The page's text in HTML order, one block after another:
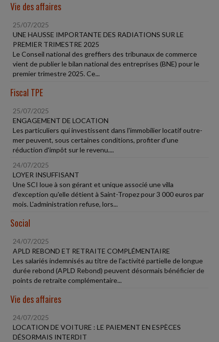
Vie des affaires
25/07/2025
UNE HAUSSE IMPORTANTE DES RADIATIONS SUR LE
PREMIER TRIMESTRE 2025
Le Conseil national des greffiers des tribunaux de commerce
vient de publier le bilan national des entreprises (BNE) pour le
premier trimestre 2025. Ce...
Fiscal TPE
25/07/2025
ENGAGEMENT DE LOCATION
Les particuliers qui investissent dans l'immobilier locatif outre-
mer peuvent, sous certaines conditions, profiter d'une
réduction d'impôt sur le revenu....
24/07/2025
LOYER INSUFFISANT
Une SCI loue à son gérant et unique associé une villa
d'exception qu'elle détient à Saint-Tropez pour 3 000 euros par
mois. L'administration refuse, lors...
Social
24/07/2025
APLD REBOND ET RETRAITE COMPLÉMENTAIRE
Les salariés indemnisés au titre de l'activité partielle de longue
durée rebond (APLD Rebond) peuvent désormais bénéficier de
points de retraite complémentaire...
Vie des affaires
24/07/2025
LOCATION DE VOITURE : LE PAIEMENT EN ESPÈCES
DÉSORMAIS INTERDIT